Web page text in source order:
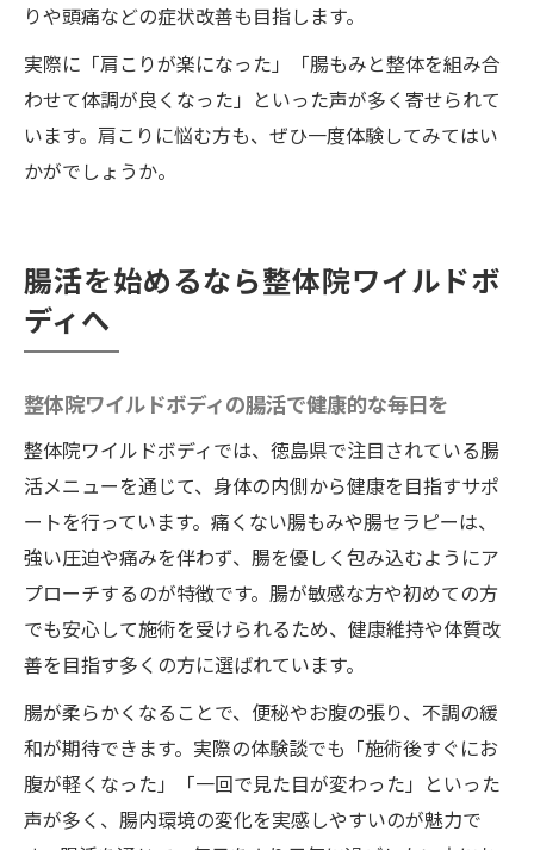
りや頭痛などの症状改善も目指します。
実際に「肩こりが楽になった」「腸もみと整体を組み合
わせて体調が良くなった」といった声が多く寄せられて
います。肩こりに悩む方も、ぜひ一度体験してみてはい
かがでしょうか。
腸活を始めるなら整体院ワイルドボ
ディへ
整体院ワイルドボディの腸活で健康的な毎日を
整体院ワイルドボディでは、徳島県で注目されている腸
活メニューを通じて、身体の内側から健康を目指すサポ
ートを行っています。痛くない腸もみや腸セラピーは、
強い圧迫や痛みを伴わず、腸を優しく包み込むようにア
プローチするのが特徴です。腸が敏感な方や初めての方
でも安心して施術を受けられるため、健康維持や体質改
善を目指す多くの方に選ばれています。
腸が柔らかくなることで、便秘やお腹の張り、不調の緩
和が期待できます。実際の体験談でも「施術後すぐにお
腹が軽くなった」「一回で見た目が変わった」といった
声が多く、腸内環境の変化を実感しやすいのが魅力で